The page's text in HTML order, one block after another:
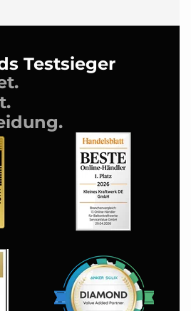
Testsieger